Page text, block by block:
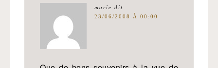
marie dit
23/06/2008 À 00:00